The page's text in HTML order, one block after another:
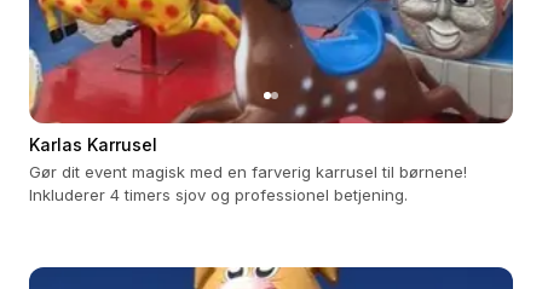
Karlas Karrusel
Gør dit event magisk med en farverig karrusel til børnene!
Inkluderer 4 timers sjov og professionel betjening.